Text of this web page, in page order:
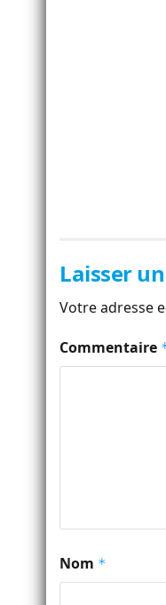
Laisser
Votre adresse
Commentaire
Nom *